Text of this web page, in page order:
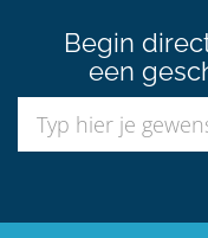
Begin
een